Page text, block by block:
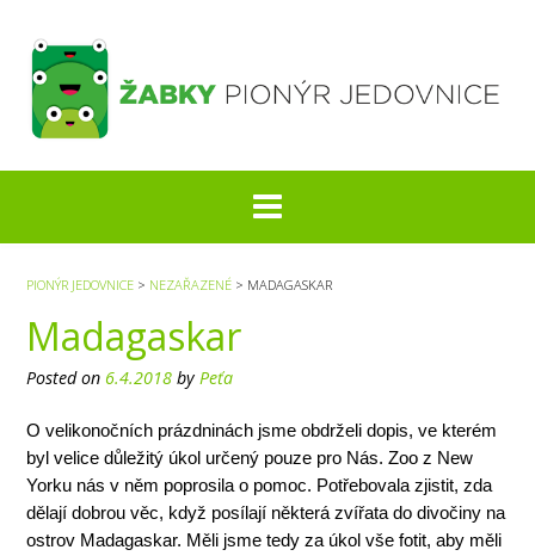
c
t
PIONÝR JEDOVNICE > NEZAŘAZENÉ > MADAGASKAR
Madagaskar
Posted on 6.4.2018 by Peťa
O velikonočních prázdninách jsme obdrželi dopis, ve kterém
byl velice důležitý úkol určený pouze pro Nás. Zoo z New
Yorku nás v něm poprosila o pomoc. Potřebovala zjistit, zda
dělají dobrou věc, když posílají některá zvířata do divočiny na
ostrov Madagaskar. Měli jsme tedy za úkol vše fotit, aby měli